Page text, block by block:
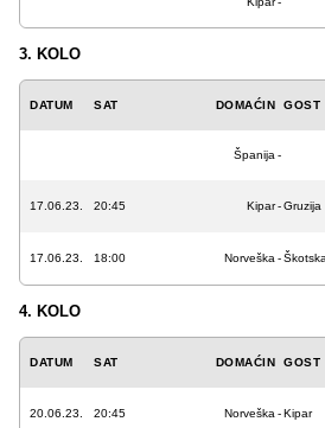
3. KOLO
DATUM SAT DOMAĆIN GOST
Španija -
17.06.23. 20:45 Kipar-Gruzija
17.06.23. 18:00 Norveška -Škotska
4. KOLO
DATUM SAT DOMAĆIN GOST
20.06.23. 20:45 Norveška -Kipar